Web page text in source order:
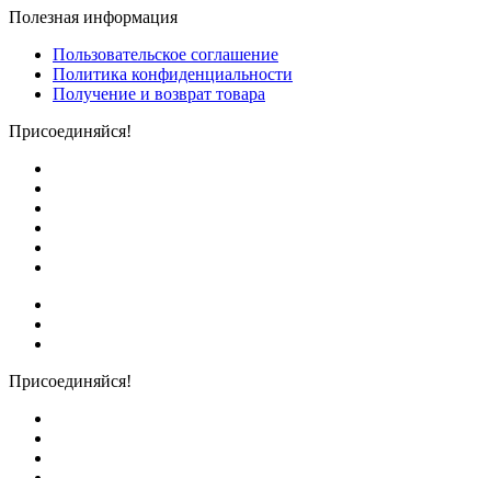
Полезная информация
Пользовательское соглашение
Политика конфиденциальности
Получение и возврат товара
Присоединяйся!
Присоединяйся!